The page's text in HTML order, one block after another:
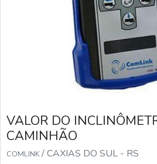
VALOR DO
CAMINHÃO
COMLINK/ CAXIAS DO SUL - RS